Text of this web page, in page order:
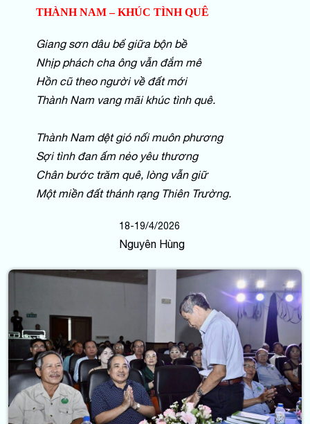
THÀNH NAM – KHÚC TÌNH QUÊ
Giang sơn dâu bể giữa bộn bề
Nhịp phách cha ông vẫn đắm mê
Hồn cũ theo người về đất mới
Thành Nam vang mãi khúc tình quê.
Thành Nam dệt gió nối muôn phương
Sợi tình đan ấm nẻo yêu thương
Chân bước trăm quê, lòng vẫn giữ
Một miền đất thánh rạng Thiên Trường.
18-19/4/2026
Nguyên Hùng